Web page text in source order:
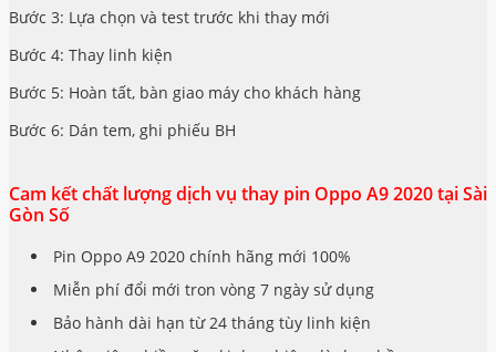
Bước 3: Lựa chọn và test trước khi thay mới
Bước 4: Thay linh kiện
Bước 5: Hoàn tất, bàn giao máy cho khách hàng
Bước 6: Dán tem, ghi phiếu BH
Cam kết chất lượng dịch vụ thay pin Oppo A9 2020 tại Sài
Gòn Số
Pin Oppo A9 2020 chính hãng mới 100%
Miễn phí đổi mới tron vòng 7 ngày sử dụng
Bảo hành dài hạn từ 24 tháng tùy linh kiện